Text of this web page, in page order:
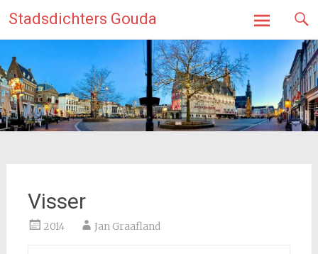
naar
de
inhoud
Stadsdichters Gouda
Visser
2014 Jan Graafland